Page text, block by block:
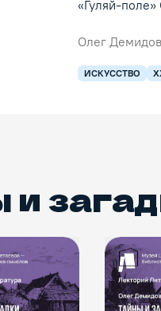
«Гуляй-
Олег Демидов
ИСКУССТВО